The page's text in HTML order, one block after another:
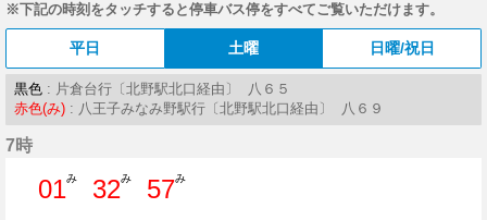
※下記の時刻をタッチすると停車バス停をすべてご覧いただけます。
平日 土曜 日曜/祝日
黒色 : 片倉台行〔北野駅北口経由〕 八６５
赤色(み) : 八王子みなみ野駅行〔北野駅北口経由〕 八６９
7時
01み
32み
57み